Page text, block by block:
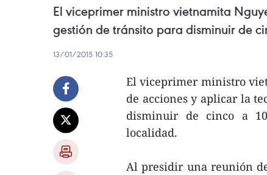
El viceprimer ministro vietnamita
gestión de tránsito para disminuir de
13/01/2015 10:35
El viceprimer ministro
de acciones y aplicar la
disminuir de cinco a
localidad.
Al presidir una reunión